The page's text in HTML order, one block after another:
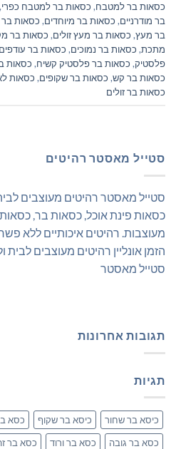
כסאות בר למטבח, כסאות בר למטבח כפרי,
בר מודרניים, כסאות בר מיוחדים, כסאות בר
בר מעץ, כסאות בר מעץ זולים, כסאות בר
מתכת, כסאות בר נמוכים, כסאות בר עודפים
פלסטיק, כסאות בר פלסטיק קשיח, כסאות
כסאות בר קש, כסאות בר שקופים, כסאות
כסאות בר זולים
סטייל מאסטר רהיטים
סטייל מאסטר רהיטים מעוצבים
כסאות פינת אוכל, כסאות בר,
מעוצבות. רהיטים איכותיים ללא
הזמן אונליין רהיטים מעוצבים
סטייל מאסטר
תגובות אחרונות
תגיות
כיסא בר שחור כיסא בר שקוף כסא
כסא בר גובה
כסא בר ורוד כסא בר